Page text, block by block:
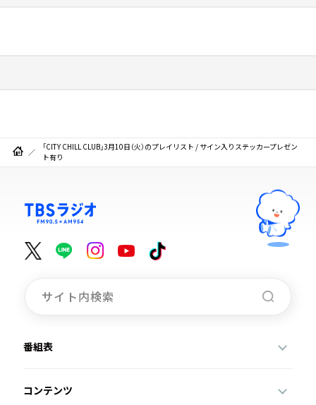
「CITY CHILL CLUB」3月10日（火）のプレイリスト / サイン入りステッカープレゼン
ト有り
番組表
コンテンツ